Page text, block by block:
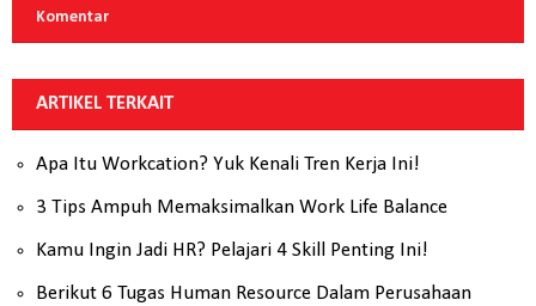
Komentar
ARTIKEL TERKAIT
Apa Itu Workcation? Yuk Kenali Tren Kerja Ini!
3 Tips Ampuh Memaksimalkan Work Life Balance
Kamu Ingin Jadi HR? Pelajari 4 Skill Penting Ini!
Berikut 6 Tugas Human Resource Dalam Perusahaan